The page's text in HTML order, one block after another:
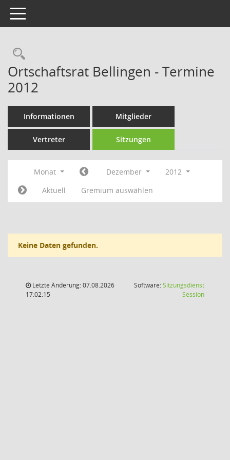
Toggle navigation
Rechercheauswahl
Ortschaftsrat Bellingen - Termine
2012
Informationen Mitglieder
Vertreter Sitzungen
Monat Dezember
2012
Aktuell
Gremium auswählen
Keine Daten gefunden.
Letzte Änderung: 07.08.2026
17:02:15
Software:Sitzungsdienst
Session(Wird in